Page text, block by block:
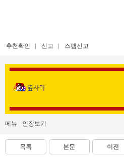
추천확인 신고 스팸신고
옆사마
메뉴 인장보기
목록 본문 이전